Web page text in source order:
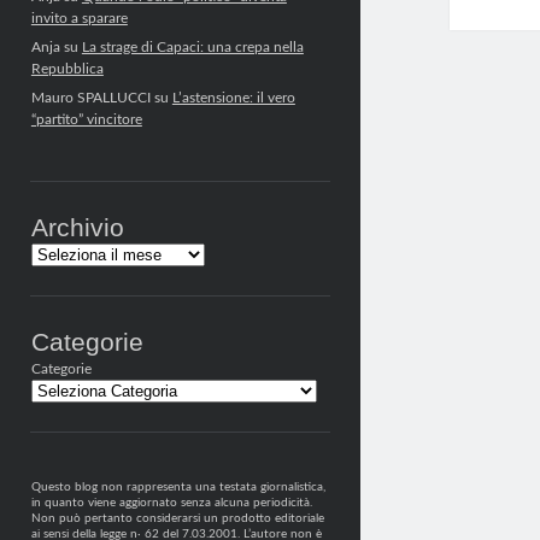
invito a sparare
Anjasu La strage di Capaci: una crepa nella
Repubblica
Mauro SPALLUCCIsu L’astensione: il vero
“partito” vincitore
Archivio
Archivi
Categorie
Categorie
Questo blog non rappresenta una testata giornalistica,
in quanto viene aggiornato senza alcuna periodicità.
Non può pertanto considerarsi un prodotto editoriale
ai sensi della legge n· 62 del 7.03.2001. L’autore non è